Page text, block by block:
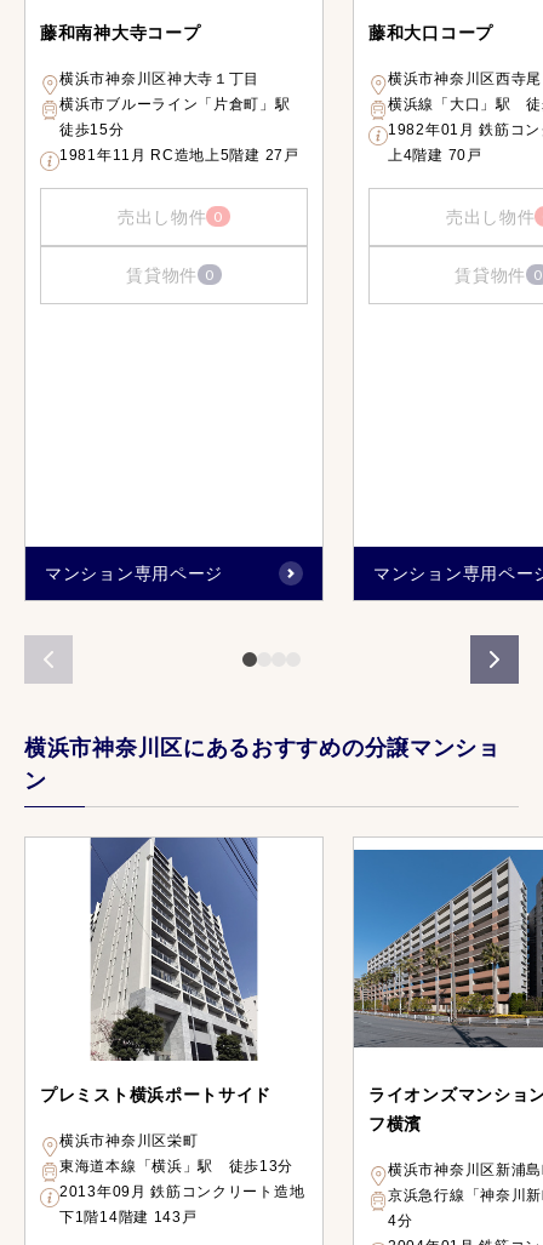
藤和南神大寺コープ
横浜市神奈川区神大寺１丁目
横浜市ブルーライン「片倉町」駅
徒歩15分
1981年11月 RC造地上5階建 27戸
売出し物件 0
賃貸物件 0
マンション専用ページ
藤和大口コープ
横浜市神奈川区西寺
横浜線「大口」駅
1982年01月 鉄筋コ
上4階建 70戸
売出し物件
賃貸物件 0
マンション専用ペー
横浜市神奈川区にあるおすすめの分譲マンショ
ン
プレミスト横浜ポートサイド
横浜市神奈川区栄町
東海道本線「横浜」駅 徒歩13分
2013年09月 鉄筋コンクリート造地
下1階14階建 143戸
ライオンズマンショ
フ横濱
横浜市神奈川区新浦
京浜急行線「神奈川
4分